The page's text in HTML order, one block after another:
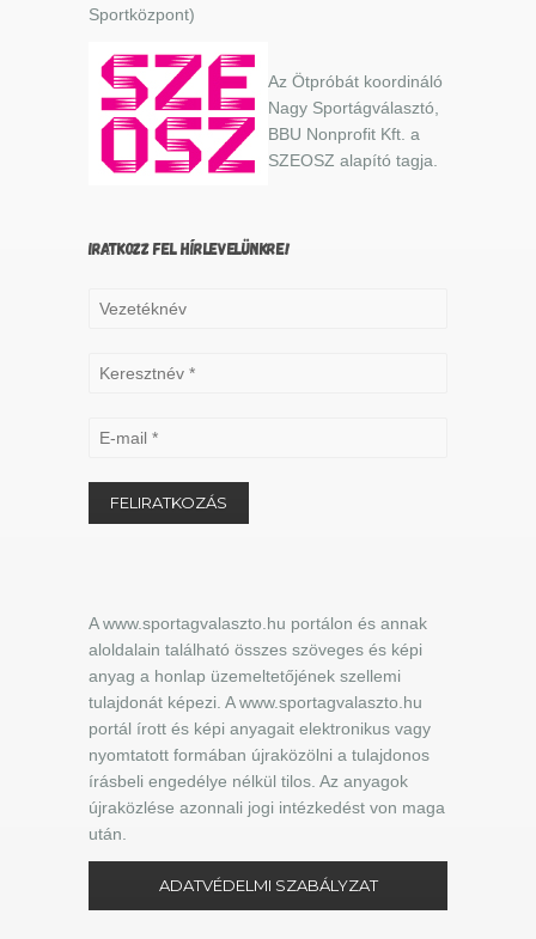
Sportközpont)
Az Ötpróbát koordináló
Nagy Sportágválasztó,
BBU Nonprofit Kft. a
SZEOSZ alapító tagja.
IRATKOZZ FEL HÍRLEVELÜNKRE!
A www.sportagvalaszto.hu portálon és annak
aloldalain található összes szöveges és képi
anyag a honlap üzemeltetőjének szellemi
tulajdonát képezi. A www.sportagvalaszto.hu
portál írott és képi anyagait elektronikus vagy
nyomtatott formában újraközölni a tulajdonos
írásbeli engedélye nélkül tilos. Az anyagok
újraközlése azonnali jogi intézkedést von maga
után.
ADATVÉDELMI SZABÁLYZAT